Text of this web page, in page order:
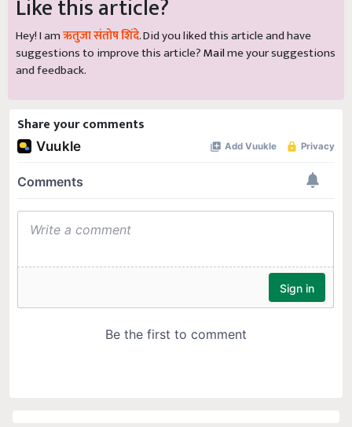
Like this article?
Hey! I amऋतुजा संतोष शिंदे. Did you liked this article and have
suggestions to improve this article?Mailme your suggestions
and feedback.
Share your comments